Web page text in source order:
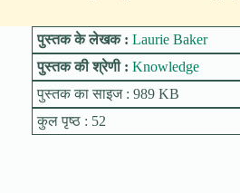
पुस्तक के लेखक : Laurie Baker
पुस्तक की श्रेणी : Knowledge
पुस्तक का साइज : 989 KB
कुल पृष्ठ : 52